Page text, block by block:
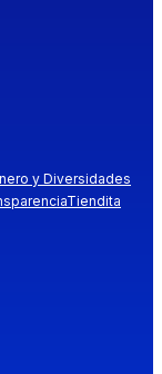
y Diversidades
Tiendita